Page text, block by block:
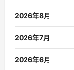
2026年8月
2026年7月
2026年6月